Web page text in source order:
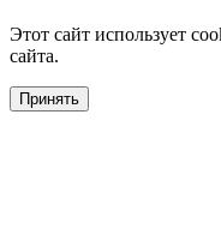
Этот сайт использует
сайта.
Принять